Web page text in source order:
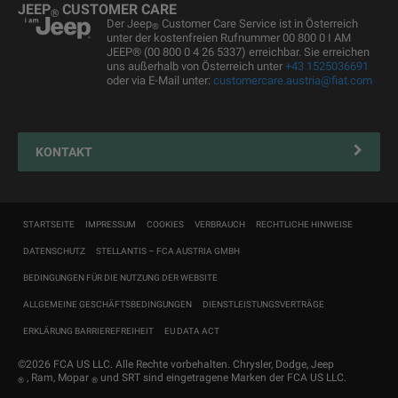
Kundendienst
Servicepartner finden
Reifen
JEEP® CUSTOMER CARE
Der Jeep® Customer Care Service ist in Österreich
unter der kostenfreien Rufnummer 00 800 0 I AM
JEEP® (00 800 0 4 26 5337) erreichbar. Sie erreichen
uns außerhalb von Österreich unter +43 1525036691
oder via E-Mail unter: customercare.austria@fiat.com
KONTAKT
STARTSEITE IMPRESSUM COOKIES VERBRAUCH RECHTLICHE HINWEISE
DATENSCHUTZ STELLANTIS – FCA AUSTRIA GMBH
BEDINGUNGEN FÜR DIE NUTZUNG DER WEBSITE
ALLGEMEINE GESCHÄFTSBEDINGUNGEN DIENSTLEISTUNGSVERTRÄGE
ERKLÄRUNG BARRIEREFREIHEIT EU DATA ACT
©2026 FCA US LLC. Alle Rechte vorbehalten. Chrysler, Dodge, Jeep
® , Ram, Mopar ® und SRT sind eingetragene Marken der FCA US LLC.